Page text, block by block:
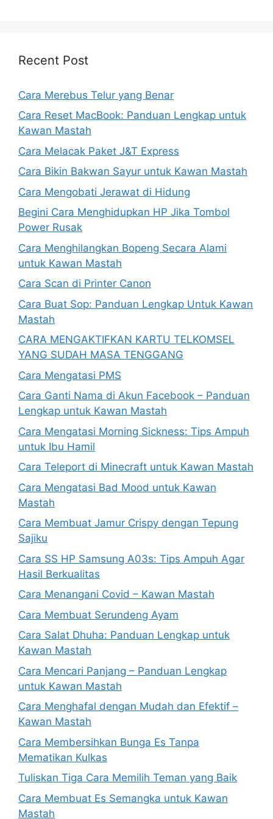
Recent Post
Cara Merebus Telur yang Benar
Cara Reset MacBook: Panduan Lengkap untuk
Kawan Mastah
Cara Melacak Paket J&T Express
Cara Bikin Bakwan Sayur untuk Kawan Mastah
Cara Mengobati Jerawat di Hidung
Begini Cara Menghidupkan HP Jika Tombol
Power Rusak
Cara Menghilangkan Bopeng Secara Alami
untuk Kawan Mastah
Cara Scan di Printer Canon
Cara Buat Sop: Panduan Lengkap Untuk Kawan
Mastah
CARA MENGAKTIFKAN KARTU TELKOMSEL
YANG SUDAH MASA TENGGANG
Cara Mengatasi PMS
Cara Ganti Nama di Akun Facebook – Panduan
Lengkap untuk Kawan Mastah
Cara Mengatasi Morning Sickness: Tips Ampuh
untuk Ibu Hamil
Cara Teleport di Minecraft untuk Kawan Mastah
Cara Mengatasi Bad Mood untuk Kawan
Mastah
Cara Membuat Jamur Crispy dengan Tepung
Sajiku
Cara SS HP Samsung A03s: Tips Ampuh Agar
Hasil Berkualitas
Cara Menangani Covid – Kawan Mastah
Cara Membuat Serundeng Ayam
Cara Salat Dhuha: Panduan Lengkap untuk
Kawan Mastah
Cara Mencari Panjang – Panduan Lengkap
untuk Kawan Mastah
Cara Menghafal dengan Mudah dan Efektif –
Kawan Mastah
Cara Membersihkan Bunga Es Tanpa
Mematikan Kulkas
Tuliskan Tiga Cara Memilih Teman yang Baik
Cara Membuat Es Semangka untuk Kawan
Mastah